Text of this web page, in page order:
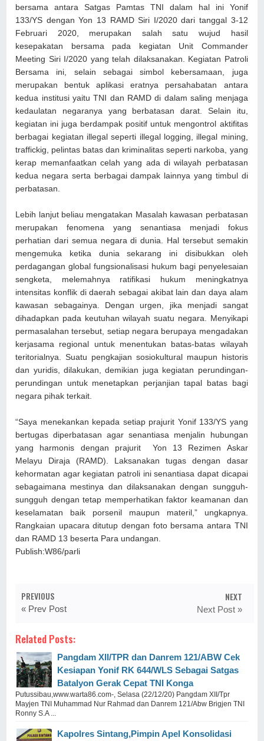
bersama antara Satgas Pamtas TNI dalam hal ini Yonif
133/YS dengan Yon 13 RAMD Siri I/2020 dari tanggal 3-12
Februari 2020, merupakan salah satu wujud hasil
kesepakatan bersama pada kegiatan Unit Commander
Meeting Siri I/2020 yang telah dilaksanakan. Kegiatan Patroli
Bersama ini, selain sebagai simbol kebersamaan, juga
merupakan bentuk aplikasi eratnya persahabatan antara
kedua institusi yaitu TNI dan RAMD di dalam saling menjaga
kedaulatan negaranya yang berbatasan darat. Selain itu,
kegiatan ini juga berdampak positif untuk mengontrol aktifitas
berbagai kegiatan illegal seperti illegal logging, illegal mining,
traffickig, pelintas batas dan kriminalitas seperti narkoba, yang
kerap memanfaatkan celah yang ada di wilayah perbatasan
kedua negara serta berbagai dampak lainnya yang timbul di
perbatasan.
Lebih lanjut beliau mengatakan Masalah kawasan perbatasan
merupakan fenomena yang senantiasa menjadi fokus
perhatian dari semua negara di dunia. Hal tersebut semakin
mengemuka ketika dunia sekarang ini disibukkan oleh
perdagangan global fungsionalisasi hukum bagi penyelesaian
sengketa, melemahnya ratifikasi hukum meningkatnya
intensitas konflik di daerah sebagai akibat lain dan daya alam
kawasan sebagainya. Dengan urgen, jika menjadi sangat
dihadapkan pada keutuhan wilayah suatu negara. Menyikapi
permasalahan tersebut, setiap negara berupaya mengadakan
kerjasama regional untuk menentukan batas-batas wilayah
teritorialnya. Suatu pengkajian sosiokultural maupun historis
dan yuridis, dilakukan, demikian juga kegiatan perundingan-
perundingan untuk menetapkan perjanjian tapal batas bagi
negara pihak terkait.
“Saya menekankan kepada setiap prajurit Yonif 133/YS yang
bertugas diperbatasan agar senantiasa menjalin hubungan
yang harmonis dengan prajurit Yon 13 Rezimen Askar
Melayu Diraja (RAMD). Laksanakan tugas dengan dasar
kehormatan agar kegiatan patroli ini senantiasa dapat dicapai
sebagaimana mestinya dan dilaksanakan dengan sungguh-
sungguh dengan tetap memperhatikan faktor keamanan dan
keselamatan baik porsenil maupun materil,” ungkapnya.
Rangkaian upacara ditutup dengan foto bersama antara TNI
dan RAMD 13 beserta Para undangan.
Publish:W86/parli
PREVIOUS
« Prev Post
NEXT
Next Post »
Related Posts:
Pangdam XII/TPR dan Danrem 121/ABW Cek
Kesiapan Yonif RK 644/WLS Sebagai Satgas
Batalyon Gerak Cepat TNI Konga
Putussibau,www.warta86.com-, Selasa (22/12/20) Pangdam XII/Tpr
Mayjen TNI Muhammad Nur Rahmad dan Danrem 121/Abw Brigjen TNI
Ronny S.A ...
Kapolres Sintang,Pimpin Apel Konsolidasi